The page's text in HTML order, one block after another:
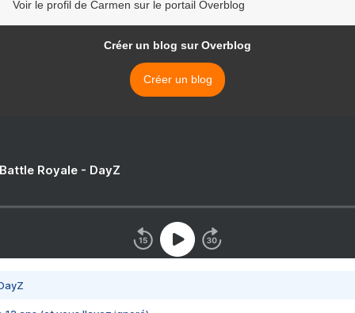
Voir le profil de Carmen sur le portail Overblog
Créer un blog sur Overblog
Créer un blog
Royale - DayZ